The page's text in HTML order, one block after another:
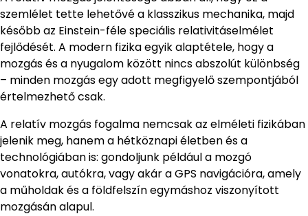
szemlélet tette lehetővé a klasszikus mechanika, majd
később az Einstein-féle speciális relativitáselmélet
fejlődését. A modern fizika egyik alaptétele, hogy a
mozgás és a nyugalom között nincs abszolút különbség
– minden mozgás egy adott megfigyelő szempontjából
értelmezhető csak.
A relatív mozgás fogalma nemcsak az elméleti fizikában
jelenik meg, hanem a hétköznapi életben és a
technológiában is: gondoljunk például a mozgó
vonatokra, autókra, vagy akár a GPS navigációra, amely
a műholdak és a földfelszín egymáshoz viszonyított
mozgásán alapul.